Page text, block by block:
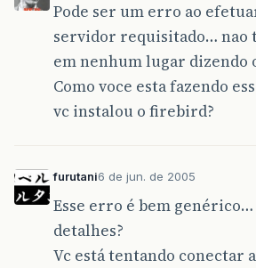
Pode ser um erro ao
servidor requisitado… nao
em nenhum lugar dizendo
Como voce esta fazendo
vc instalou o firebird?
furutani6 de jun. de 2005
Esse erro é bem genérico…
detalhes?
Vc está tentando conectar